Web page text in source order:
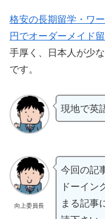
格安の長期留学・ワ
円でオーダーメイド
手厚く、日本人が少
です。
現地で英
向上委員長
今回の記
ドーイン
まる記事